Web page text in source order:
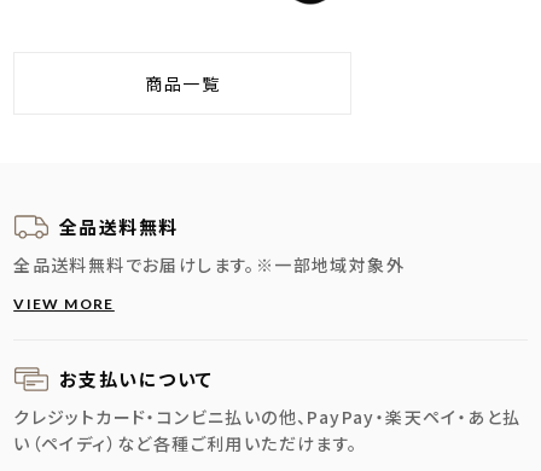
商品一覧
全品送料無料
全品送料無料でお届けします。 ※一部地域対象外
VIEW MORE
お支払いについて
クレジットカード・コンビニ払いの他、PayPay・楽天ペイ・あと払
い（ペイディ）など各種ご利用いただけます。